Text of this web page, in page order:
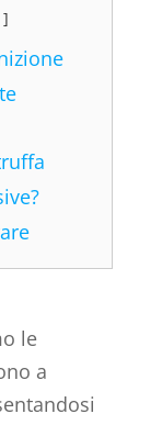
le
a